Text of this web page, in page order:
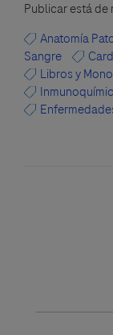
Publicar está de
Anatomía
Sangre
Libros y